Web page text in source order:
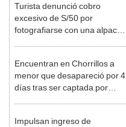
Turista denunció cobro
excesivo de S/50 por
fotografiarse con una alpaca
Encuentran en Chorrillos a
menor que desapareció por 4
días tras ser captada por
Impulsan ingreso de